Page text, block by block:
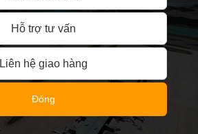
Hỗ trợ tư vấn
Liên hệ giao hàng
Đóng